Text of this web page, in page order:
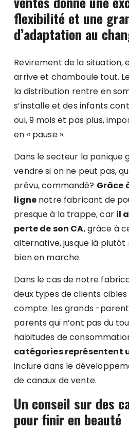
flexibilité et une
d’adaptation au
Revirement de la situation,
arrive et chamboule tout.
la distribution rentre en
s’installe et des infants
oui, 9 mois et pas plus,
en « pause ».
Dans le secteur la panique
vendre si on ne peut pas,
prévu, commandé? Grâce
lignenotre fabricant de
presque à la trappe, car il
perte de son CA, grâce à
alternative, jusque là plutôt
bien en marche.
Dans le cas de notre
deux types de clients
compte: les grands -
parents qui n’ont pas du
habitudes de
catégories représentent
inclure dans le
de canaux de vente.
Un conseil sur des
pour finir en beauté